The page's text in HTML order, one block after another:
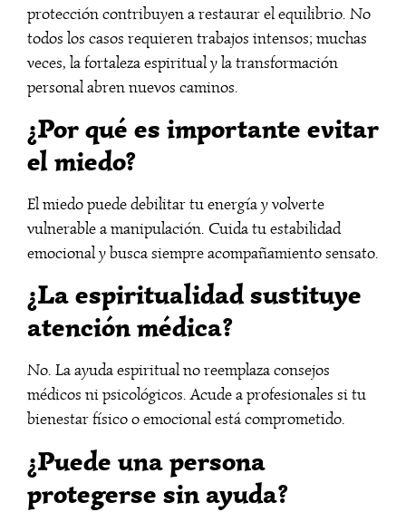
protección contribuyen a restaurar el equilibrio. No
todos los casos requieren trabajos intensos; muchas
veces, la fortaleza espiritual y la transformación
personal abren nuevos caminos.
¿Por qué es importante evitar
el miedo?
El miedo puede debilitar tu energía y volverte
vulnerable a manipulación. Cuida tu estabilidad
emocional y busca siempre acompañamiento sensato.
¿La espiritualidad sustituye
atención médica?
No. La ayuda espiritual no reemplaza consejos
médicos ni psicológicos. Acude a profesionales si tu
bienestar físico o emocional está comprometido.
¿Puede una persona
protegerse sin ayuda?